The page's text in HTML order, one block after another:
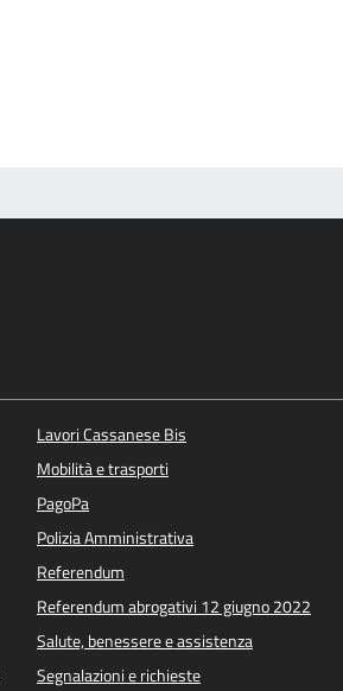
Lavori Cassanese Bis
Mobilità e trasporti
PagoPa
Polizia Amministrativa
Referendum
Referendum abrogativi 12 giugno 2022
Salute, benessere e assistenza
Segnalazioni e richieste